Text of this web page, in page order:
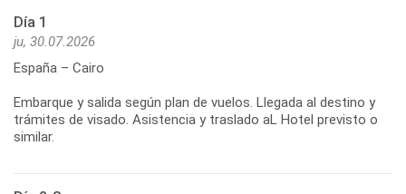
Día 1
ju, 30.07.2026
España – Cairo
Embarque y salida según plan de vuelos. Llegada al destino y
trámites de visado. Asistencia y traslado aL Hotel previsto o
similar.